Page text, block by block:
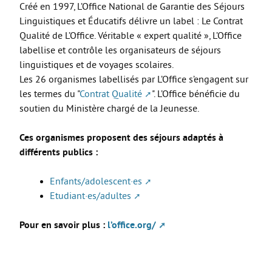
Move from Brest
Mineur·es
Année de césure
LOGEMENT
Organiser la recherche d’un logement
Qui peut m’informer et m’accompagner ?
S’installer et vivre dans mon logement
LOISIRS
Créé en 1997, L’Office National de Garantie des Séjours
Linguistiques et Éducatifs délivre un label : Le Contrat
Qualité de L’Office. Véritable « expert qualité », L’Office
labellise et contrôle les organisateurs de séjours
linguistiques et de voyages scolaires.
Les 26 organismes labellisés par L’Office s’engagent sur
les termes du "Contrat Qualité
". L’Office bénéficie du
soutien du Ministère chargé de la Jeunesse.
Ces organismes proposent des séjours adaptés à
différents publics :
Enfants/adolescent·es
Etudiant·es/adultes
Pour en savoir plus : l’office.org/